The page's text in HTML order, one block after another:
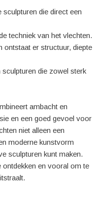
die direct een
techniek van het vlechten.
ontstaat er structuur, diepte
die zowel sterk
ambacht en
en een goed gevoel voor
niet alleen een
moderne kunstvorm
sculpturen kunt maken.
ontdekken en vooral om te